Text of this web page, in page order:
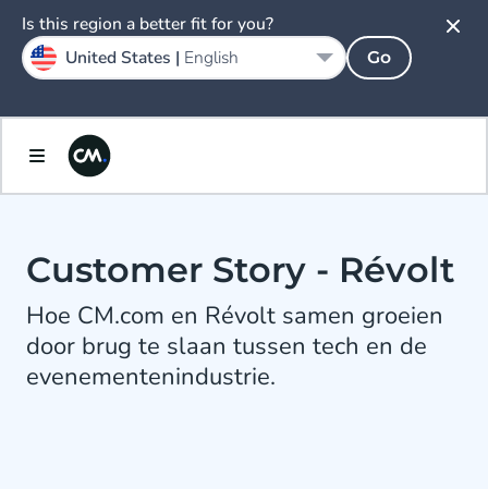
Customer Story - Révolt
Hoe CM.com en Révolt samen groeien
door brug te slaan tussen tech en de
evenementenindustrie.
Is this region a better fit for you?
United States | English Go